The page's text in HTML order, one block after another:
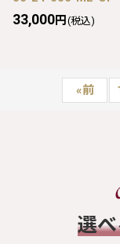
33,000円 (税込)
«前
選